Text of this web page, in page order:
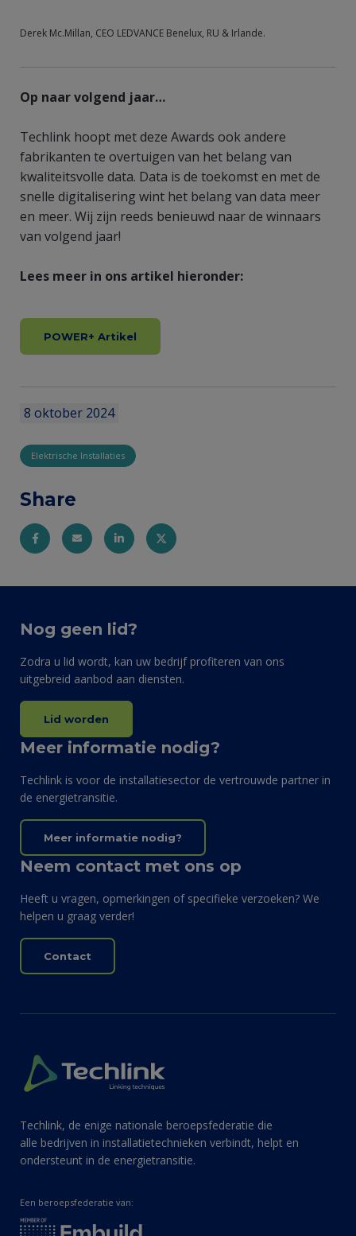
Derek Mc.Millan, CEO LEDVANCE Benelux, RU & Irlande.
Op naar volgend jaar…
Techlink hoopt met deze Awards ook andere
fabrikanten te overtuigen van het belang van
kwaliteitsvolle data. Data is de toekomst en met de
snelle digitalisering wint het belang van data meer
en meer. Wij zijn reeds benieuwd naar de winnaars
van volgend jaar!
Lees meer in ons artikel hieronder:
POWER+ Artikel
8 oktober 2024
Elektrische Installaties
Share
Nog geen lid?
Zodra u lid wordt, kan uw bedrijf profiteren van ons
uitgebreid aanbod aan diensten.
Lid worden
Meer informatie nodig?
Techlink is voor de installatiesector de vertrouwde partner in
de energietransitie.
Meer informatie nodig?
Neem contact met ons op
Heeft u vragen, opmerkingen of specifieke verzoeken? We
helpen u graag verder!
Contact
Techlink, de enige nationale beroepsfederatie die
alle bedrijven in installatietechnieken verbindt, helpt en
ondersteunt in de energietransitie.
Een beroepsfederatie van: